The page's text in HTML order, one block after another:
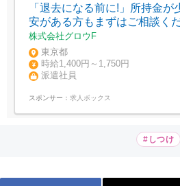
「退去になる前に!」所持金が
安がある方もまずはご相談く
株式会社グロウF
東京都
時給1,400円～1,750円
派遣社員
スポンサー： 求人ボックス
#しつけ